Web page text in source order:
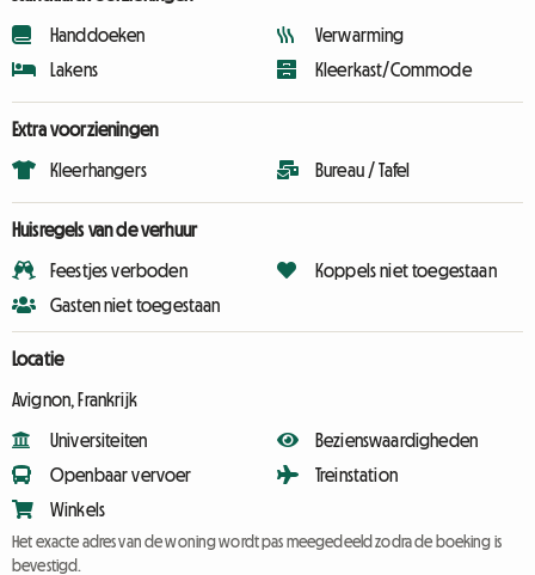
Handdoeken
Lakens
Verwarming
Kleerkast/Commode
Extra voorzieningen
Kleerhangers Bureau / Tafel
Huisregels van de verhuur
Feestjes verboden
Gasten niet toegestaan
Koppels niet toegestaan
Locatie
Avignon, Frankrijk
Universiteiten
Openbaar vervoer
Winkels
Bezienswaardigheden
Treinstation
Het exacte adres van de woning wordt pas meegedeeld zodra de boeking is
bevestigd.